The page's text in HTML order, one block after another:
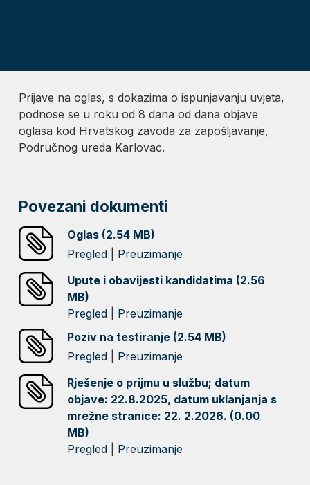
Prijave na oglas, s dokazima o ispunjavanju uvjeta,
podnose se u roku od 8 dana od dana objave
oglasa kod Hrvatskog zavoda za zapošljavanje,
Područnog ureda Karlovac.
Povezani dokumenti
Oglas (2.54 MB)
Pregled
Preuzimanje
Upute i obavijesti kandidatima (2.56
MB)
Pregled
Preuzimanje
Poziv na testiranje (2.54 MB)
Pregled
Preuzimanje
Rješenje o prijmu u službu; datum
objave: 22.8.2025, datum uklanjanja s
mrežne stranice: 22. 2.2026. (0.00
MB)
Pregled
Preuzimanje